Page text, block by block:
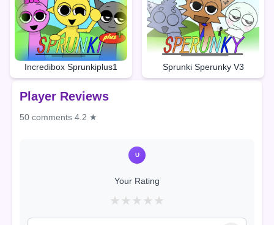
Incredibox Sprunkiplus1 Sprunki Sperunky V3
Player Reviews
50 comments 4.2 ★
U
Your Rating
★ ★ ★ ★ ★